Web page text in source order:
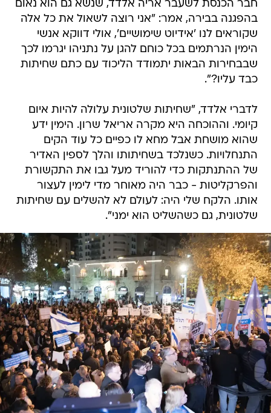
חבר הכנסת לשעבר אריה אלדד, שנשא גם הוא נאום
בהפגנה בבירה, אמר: "אני רוצה לשאול את כל אלה
שקוראים לנו 'אידיוט שימושיים', אולי דווקא אנשי
הימין הנרתמים בכל כוחם להגן על נתניהו יגרמו לכך
שבבחירות הבאות יתמודד הליכוד עם כתם שחיתות
כבד עליו?".
לדברי אלדד, "שחיתות שלטונית עלולה להיות איום
קיומי. וההוכחה היא מקרה אריאל שרון. הימין ידע
שהוא מושחת אבל מחא לו כפיים כל עוד הקים
התנחלויות. כשנלכד בשחיתותו והלך לספין האדיר
של ההתנתקות כדי להוריד מעל גבו את התקשורת
והפרקליטות - כבר היה מאוחר מדי לימין לעצור
אותו. הלקח שלי היה: לעולם לא להשלים עם שחיתות
שלטונית, גם כשהשליט הוא ימני".